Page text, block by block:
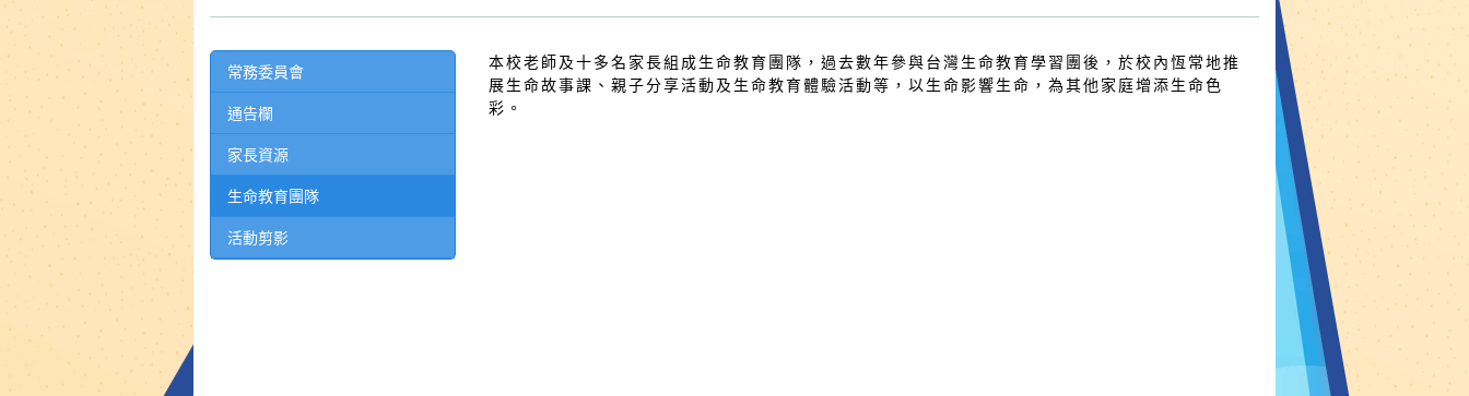
常務委員會
通告欄
家長資源
生命教育團隊
活動剪影
本校老師及十多名家長組成生命教育團隊，過去數年參與台灣生命教育學習團後，於校內恆常地推
展生命故事課、親子分享活動及生命教育體驗活動等，以生命影響生命，為其他家庭增添生命色
彩。